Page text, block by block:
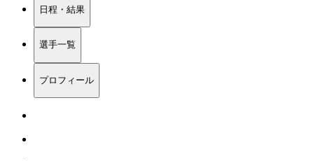
日程・結果
選手一覧
プロフィール